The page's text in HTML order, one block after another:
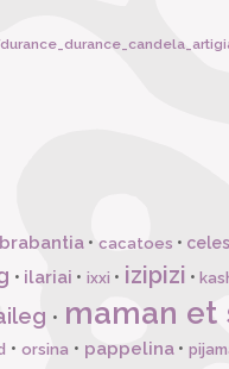
brabantia• cacatoes •
• ilariai • ixxi • izipizi •
• maman et
• orsina • pappelina•